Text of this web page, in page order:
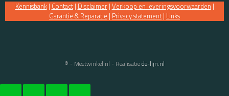
Kennisbank| Contact| Disclaimer| Verkoop en leveringsvoorwaarden |
Garantie & Reparatie | Privacy statement | Links
© - Meetwinkel.nl - Realisatiede-lijn.nl